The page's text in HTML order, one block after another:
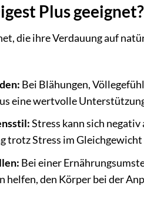
Plus geeignet?
die ihre Verdauung auf
Bei Blähungen,
eine wertvolle
Stress kann sich
trotz Stress im Gleichgewicht
Bei einer
den Körper bei der